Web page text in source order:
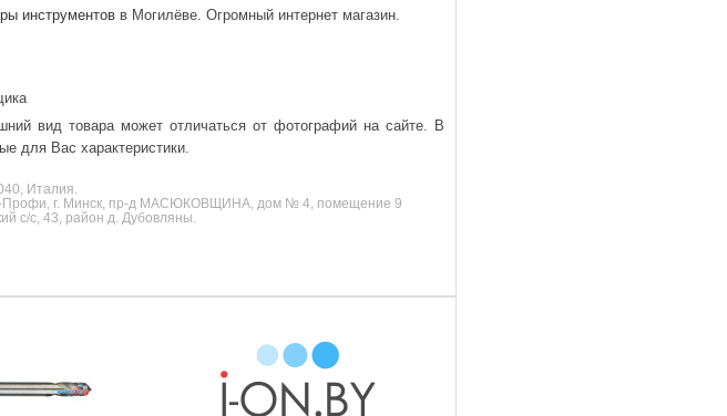
инструментов в Могилёве. Огромный интернет магазин.
вид товара может отличаться от фотографий на сайте. В
для Вас характеристики.
Италия.
Профи, г. Минск, пр-д МАСЮКОВЩИНА, дом № 4, помещение 9
с/с, 43, район д. Дубовляны.